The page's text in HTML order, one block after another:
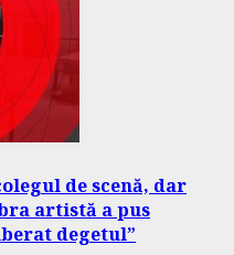
de scenă, dar
artistă a pus
degetul”